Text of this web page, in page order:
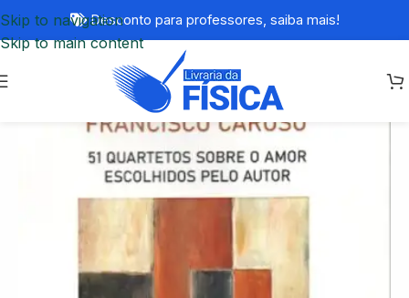
Skip to navigation
Skip to main content
Desconto para professores, saiba mais!